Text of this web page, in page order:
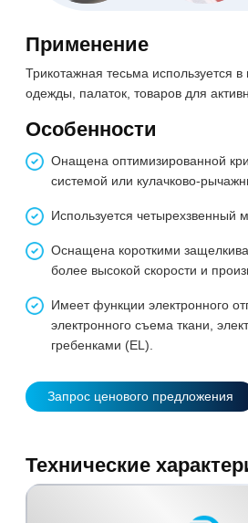
Применение
Трикотажная тесьма используется в
одежды, палаток, товаров для
Особенности
Онащена оптимизированной
системой или кулачково-
Используется четырехзвенный
Оснащена короткими
более высокой скорости и
Имеет функции электронного
электронного съема ткани,
гребенками (EL).
Запрос ценового предложения
Технические